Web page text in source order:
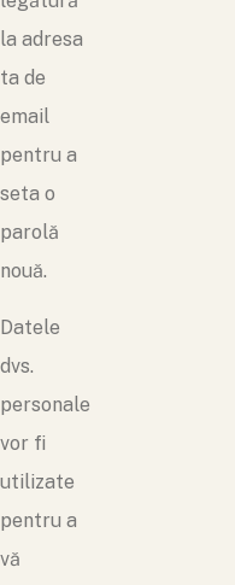
la adresa
ta de
email
pentru a
seta o
parolă
nouă.
Datele
dvs.
personale
vor fi
utilizate
pentru a
vă